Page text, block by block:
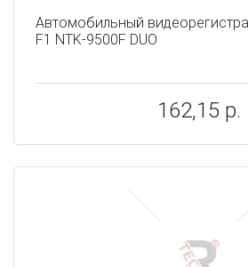
Автомобильный
F1 NTK-9500F DUO
162,15 р.